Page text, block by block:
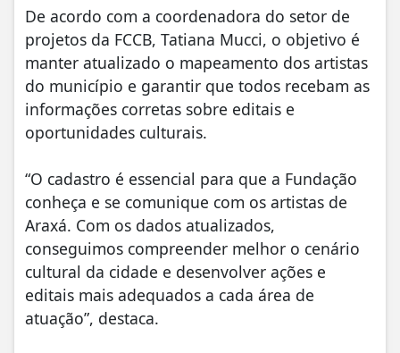
De acordo com a coordenadora do setor de
projetos da FCCB, Tatiana Mucci, o objetivo é
manter atualizado o mapeamento dos artistas
do município e garantir que todos recebam as
informações corretas sobre editais e
oportunidades culturais.
“O cadastro é essencial para que a Fundação
conheça e se comunique com os artistas de
Araxá. Com os dados atualizados,
conseguimos compreender melhor o cenário
cultural da cidade e desenvolver ações e
editais mais adequados a cada área de
atuação”, destaca.